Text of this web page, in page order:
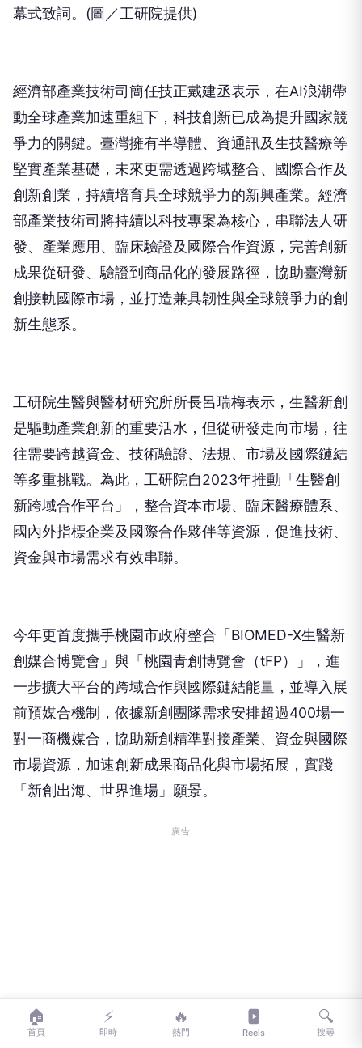
幕式致詞。(圖／工研院提供)
經濟部產業技術司簡任技正戴建丞表示，在AI浪潮帶
動全球產業加速重組下，科技創新已成為提升國家競
爭力的關鍵。臺灣擁有半導體、資通訊及生技醫療等
堅實產業基礎，未來更需透過跨域整合、國際合作及
創新創業，持續培育具全球競爭力的新興產業。經濟
部產業技術司將持續以科技專案為核心，串聯法人研
發、產業應用、臨床驗證及國際合作資源，完善創新
成果從研發、驗證到商品化的發展路徑，協助臺灣新
創接軌國際市場，並打造兼具韌性與全球競爭力的創
新生態系。
工研院生醫與醫材研究所所長呂瑞梅表示，生醫新創
是驅動產業創新的重要活水，但從研發走向市場，往
往需要跨越資金、技術驗證、法規、市場及國際鏈結
等多重挑戰。為此，工研院自2023年推動「生醫創
新跨域合作平台」，整合資本市場、臨床醫療體系、
國內外指標企業及國際合作夥伴等資源，促進技術、
資金與市場需求有效串聯。
今年更首度攜手桃園市政府整合「BIOMED-X生醫新
創媒合博覽會」與「桃園青創博覽會（tFP）」，進
一步擴大平台的跨域合作與國際鏈結能量，並導入展
前預媒合機制，依據新創團隊需求安排超過400場一
對一商機媒合，協助新創精準對接產業、資金與國際
市場資源，加速創新成果商品化與市場拓展，實踐
「新創出海、世界進場」願景。
廣告
🏠
首頁
⚡
即時
🔥
熱門 Reels
🔍
搜尋